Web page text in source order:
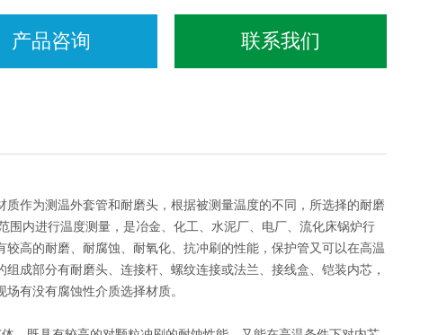
产品咨询 联系我们
作为测温外套管和耐磨头，根据被测量温度的不同，所选择的耐磨
内进行温度测量，是冶金、化工、水泥厂、电厂、流化床锅炉行
高的耐磨、耐腐蚀、耐氧化、抗冲刷的性能，保护管又可以在高温
成部分有耐磨头、连接杆、螺纹连接或法兰、接线盒、铠装内芯，
有没有腐蚀性介质选择材质。